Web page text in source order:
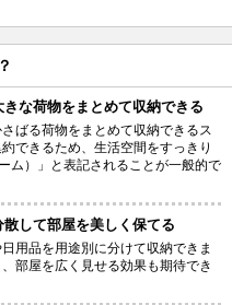
な荷物をまとめて収納できる
ばる荷物をまとめて収納できるス
できるため、生活空間をすっきり
ム）」と表記されることが一般的で
して部屋を美しく保てる
用品を用途別に分けて収納できま
部屋を広く見せる効果も期待でき